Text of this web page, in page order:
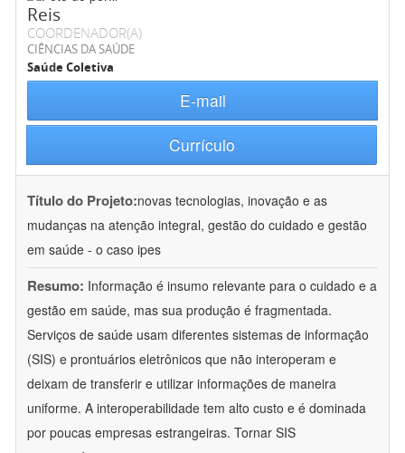
Reis
COORDENADOR(A)
CIÊNCIAS DA SAÚDE
Saúde Coletiva
E-mail
Currículo
Título do Projeto:novas tecnologias, inovação e as
mudanças na atenção integral, gestão do cuidado e gestão
em saúde - o caso ipes
Resumo: Informação é insumo relevante para o cuidado e a
gestão em saúde, mas sua produção é fragmentada.
Serviços de saúde usam diferentes sistemas de informação
(SIS) e prontuários eletrônicos que não interoperam e
deixam de transferir e utilizar informações de maneira
uniforme. A interoperabilidade tem alto custo e é dominada
por poucas empresas estrangeiras. Tornar SIS